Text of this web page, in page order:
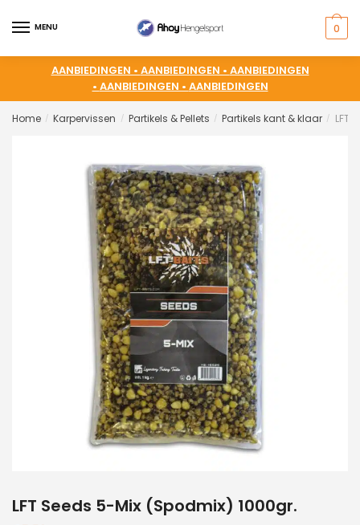
MENU 0
AANBIEDINGEN • AANBIEDINGEN • AANBIEDINGEN
• AANBIEDINGEN • AANBIEDINGEN
Home / Karpervissen / Partikels & Pellets / Partikels kant & klaar / LFT
LFT Seeds 5-Mix (Spodmix) 1000gr.